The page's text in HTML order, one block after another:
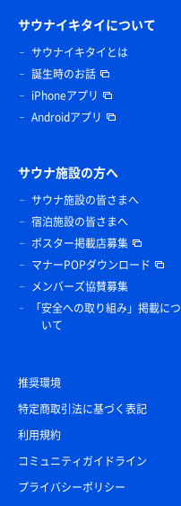
サウナイキタイについて
サウナイキタイとは
誕生時のお話
iPhoneアプリ
Androidアプリ
サウナ施設の方へ
サウナ施設の皆さまへ
宿泊施設の皆さまへ
ポスター掲載店募集
マナーPOPダウンロード
メンバーズ協賛募集
「安全への取り組み」掲載につ
いて
推奨環境
特定商取引法に基づく表記
利用規約
コミュニティガイドライン
プライバシーポリシー